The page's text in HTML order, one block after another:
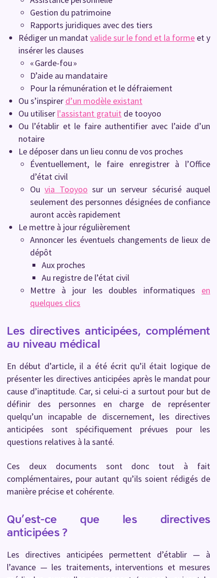
Gestion du patrimoine
Rapports juridiques avec des tiers
Rédiger un mandat valide sur le fond et la forme et y
insérer les clauses
« Garde-fou »
D’aide au mandataire
Pour la rémunération et le défraiement
Ou s’inspirer d’un modèle existant
Ou utiliser l'assistant gratuit de tooyoo
Ou l’établir et le faire authentifier avec l’aide d’un
notaire
Le déposer dans un lieu connu de vos proches
Éventuellement, le faire enregistrer à l’Office
d’état civil
Ouvia Tooyoo sur un serveur sécurisé auquel
seulement des personnes désignées de confiance
auront accès rapidement
Le mettre à jour régulièrement
Annoncer les éventuels changements de lieux de
dépôt
Aux proches
Au registre de l’état civil
Mettre à jour les doubles informatiques en
quelques clics
Les directives anticipées, complément
au niveau médical
En début d’article, il a été écrit qu’il était logique de
présenter les directives anticipées après le mandat pour
cause d’inaptitude. Car, si celui-ci a surtout pour but de
définir des personnes en charge de représenter
quelqu’un incapable de discernement, les directives
anticipées sont spécifiquement prévues pour les
questions relatives à la santé.
Ces deux documents sont donc tout à fait
complémentaires, pour autant qu’ils soient rédigés de
manière précise et cohérente.
Qu’est-ce que les directives
anticipées ?
Les directives anticipées permettent d’établir — à
l’avance — les traitements, interventions et mesures